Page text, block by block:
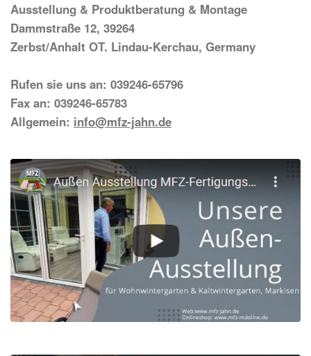
Ausstellung & Produktberatung & Montage
Dammstraße 12, 39264
Zerbst/Anhalt OT. Lindau-Kerchau, Germany
Rufen sie uns an: 039246-65796
Fax an: 039246-65783
Allgemein: info@mfz-jahn.de